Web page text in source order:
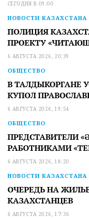
СЕГОДНЯ В 09:00
НОВОСТИ КАЗАХСТАНА
ПОЛИЦИЯ
ПРОЕКТУ
6 АВГУСТА 2026, 20:39
ОБЩЕСТВО
В ТАЛДЫКОРГАНЕ
КУПОЛ
6 АВГУСТА 2026, 19:54
ОБЩЕСТВО
ПРЕДСТАВИТЕЛИ
РАБОТНИКАМИ
6 АВГУСТА 2026, 18:20
НОВОСТИ КАЗАХСТАНА
ОЧЕРЕДЬ НА
КАЗАХСТАНЦЕВ
6 АВГУСТА 2026, 17:36